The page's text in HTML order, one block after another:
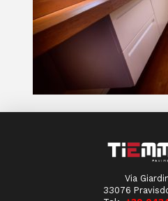
Via
33076